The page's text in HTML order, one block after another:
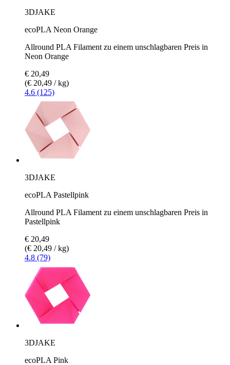
3DJAKE
ecoPLA Neon Orange
Allround PLA Filament zu einem unschlagbaren Preis in
Neon Orange
€ 20,49
(€ 20,49 / kg)
4.6 (125)
3DJAKE
ecoPLA Pastellpink
Allround PLA Filament zu einem unschlagbaren Preis in
Pastellpink
€ 20,49
(€ 20,49 / kg)
4.8 (79)
3DJAKE
ecoPLA Pink